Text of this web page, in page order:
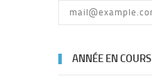
ANNÉE EN COURS